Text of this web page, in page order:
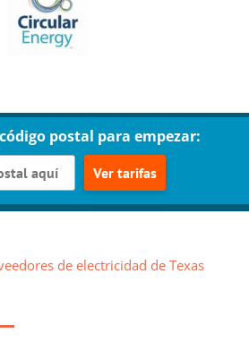
postal para empezar:
Ver tarifas
de electricidad de Texas